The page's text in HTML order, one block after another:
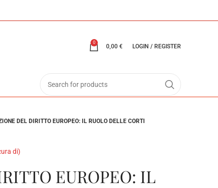
0
0,00 € LOGIN / REGISTER
DEL DIRITTO EUROPEO: IL RUOLO DELLE CORTI
di)
EUROPEO: IL